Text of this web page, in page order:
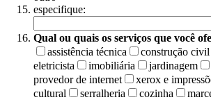
especifique:
Qual ou quais os serviços que você
assistência técnica
construção civil
eletricista
imobiliária jardinagem
provedor de internet
xerox e
cultural
serralheria cozinha